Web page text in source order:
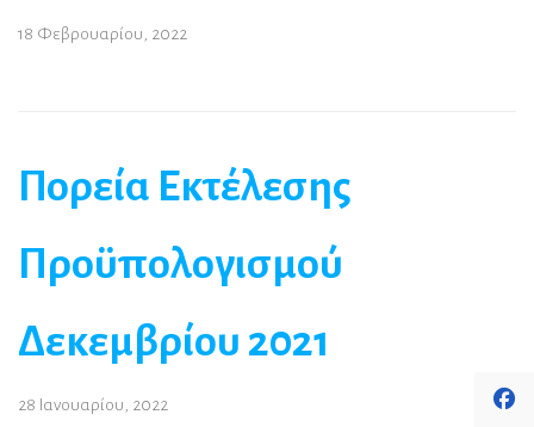
18 Φεβρουαρίου, 2022
Πορεία Εκτέλεσης
Προϋπολογισμού
Δεκεμβρίου 2021
28 Ιανουαρίου, 2022